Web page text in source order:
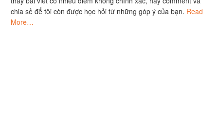
chia sẻ để tôi còn được học hỏi từ những góp ý của bạn. Read
More…